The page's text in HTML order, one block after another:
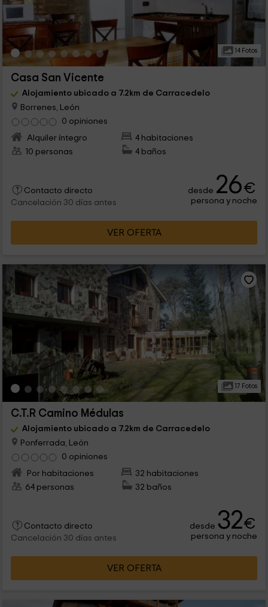
14 Fotos
Casa San Vicente
Alojamiento ubicado a 7.2km de Carracedelo
Borrenes, León
0 opiniones
Alquiler íntegro
4 habitaciones
10 personas
4 baños
Contacto directo
Cancelación 30 días antes
desde 26€
persona y noche
VER OFERTA
17 Fotos
C.T.R Camino Médulas
Alojamiento ubicado a 7.2km de Carracedelo
Ponferrada, León
0 opiniones
Por habitaciones
32 habitaciones
64 personas
32 baños
Contacto directo
Cancelación 30 días antes
desde 32€
persona y noche
VER OFERTA